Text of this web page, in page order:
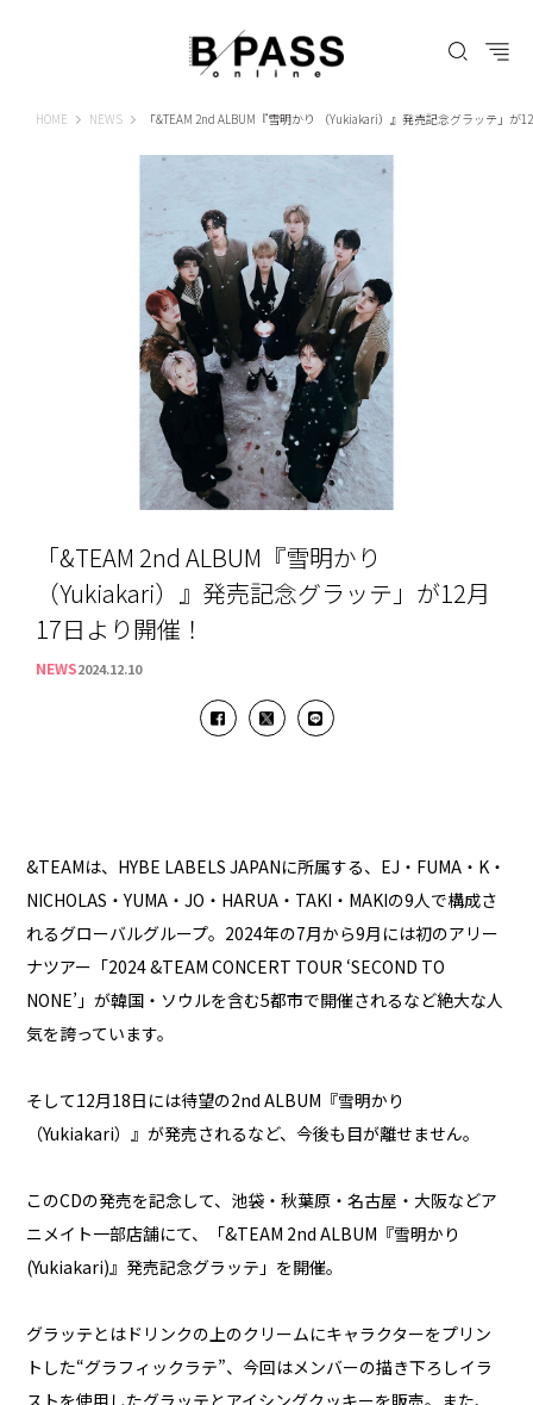
HOME B-PASS ONLINE
NEWS 「&TEAM 2nd ALBUM『雪明かり （Yukiakari）』発売記念グラッテ」が
「&TEAM 2nd ALBUM『雪明かり
（Yukiakari）』発売記念グラッテ」が12月
17日より開催！
NEWS2024.12.10
&TEAMは、HYBE LABELS JAPANに所属する、EJ・FUMA・K・
NICHOLAS・YUMA・JO・HARUA・TAKI・MAKIの9人で構成さ
れるグローバルグループ。2024年の7月から9月には初のアリー
ナツアー「2024 &TEAM CONCERT TOUR ‘SECOND TO
NONE’」が韓国・ソウルを含む5都市で開催されるなど絶大な人
気を誇っています。
そして12月18日には待望の2nd ALBUM『雪明かり
（Yukiakari）』が発売されるなど、今後も目が離せません。
このCDの発売を記念して、池袋・秋葉原・名古屋・大阪などア
ニメイト一部店舗にて、「&TEAM 2nd ALBUM『雪明かり
(Yukiakari)』発売記念グラッテ」を開催。
グラッテとはドリンクの上のクリームにキャラクターをプリン
トした“グラフィックラテ”、今回はメンバーの描き下ろしイラ